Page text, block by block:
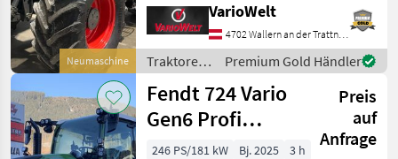
Neumaschine
540/540E/1000/1000E,
Anhängevorrichtung:
automatisch,
Kreuzsteuerhebel:
elektrisch, Oberlenker
hinten: hydraulis
VarioWelt
4702 Wallern an der Trattnach
Traktoren
/ Fendt
Premium Gold Händler
Fendt 724 Vario
Gen6 Profi
Setting 2
Preis
auf
Anfrage
246 PS/181 kW Bj. 2025
3 h